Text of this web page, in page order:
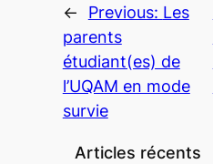
← Previous: Les
parents
étudiant(es) de
l’UQAM en mode
survie
Articles récents